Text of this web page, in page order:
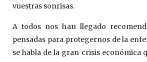
vuestras sonrisas.
A todos nos han llegado
pensadas para protegernos de la
se habla de la gran crisis económica